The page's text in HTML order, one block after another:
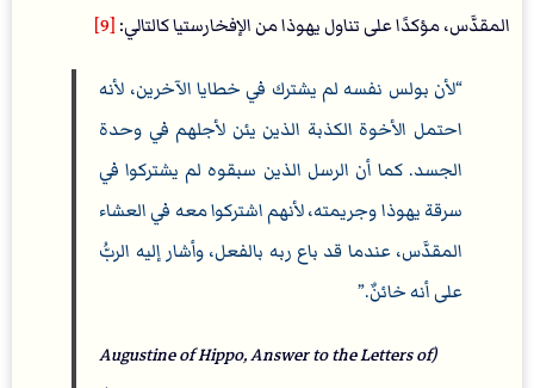
المقدَّس، مؤكدًا على تناول يهوذا من الإفخارستيا كالتالي: [9]
لأن بولس نفسه لم يشترك في خطايا الآخرين، لأنه
احتمل الأخوة الكذبة الذين يئن لأجلهم في وحدة
الجسد. كما أن الرسل الذين سبقوه لم يشتركوا في
سرقة يهوذا وجريمته، لأنهم اشتركوا معه في العشاء
المقدَّس، عندما قد باع ربه بالفعل، وأشار إليه الربُّ
على أنه خائنٌ.
(Augustine of Hippo, Answer to the Letters of